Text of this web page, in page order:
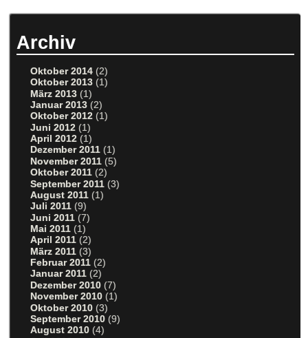
Archiv
Oktober 2014 (2)
Oktober 2013 (1)
März 2013 (1)
Januar 2013 (2)
Oktober 2012 (1)
Juni 2012 (1)
April 2012 (1)
Dezember 2011 (1)
November 2011 (5)
Oktober 2011 (2)
September 2011 (3)
August 2011 (1)
Juli 2011 (9)
Juni 2011 (7)
Mai 2011 (1)
April 2011 (2)
März 2011 (3)
Februar 2011 (2)
Januar 2011 (2)
Dezember 2010 (7)
November 2010 (1)
Oktober 2010 (3)
September 2010 (9)
August 2010 (4)